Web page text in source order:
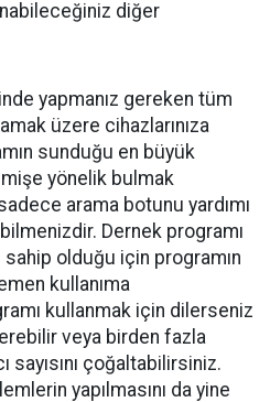
diğer
yapmanız gereken tüm
üzere cihazlarınıza
sunduğu en büyük
yönelik bulmak
arama botunu yardımı
Dernek programı
olduğu için programın
kullanıma
kullanmak için dilerseniz
veya birden fazla
sayısını çoğaltabilirsiniz.
yapılmasını da yine